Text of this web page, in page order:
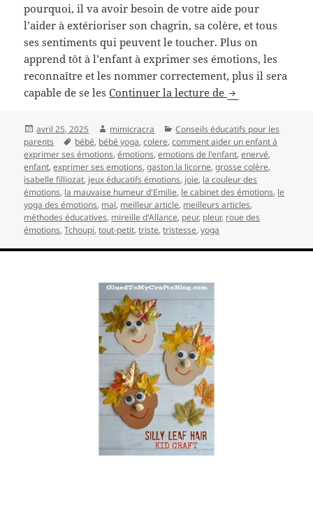
pourquoi, il va avoir besoin de votre aide pour
l’aider à extérioriser son chagrin, sa colère, et tous
ses sentiments qui peuvent le toucher. Plus on
apprend tôt à l’enfant à exprimer ses émotions, les
reconnaître et les nommer correctement, plus il sera
capable de se lesContinuer la lecture de Comment aider
Publié
le
avril 25, 2025 Auteur
mimicracra Catégories
Conseils éducatifs pour les
parents
Mots-
clés
bébé, bébé yoga,colere,comment aider un enfant à
exprimer ses émotions,émotions,emotions de l'enfant,enervé,
enfant,exprimer ses emotions,gaston la licorne,grosse colère,
isabelle filliozat, jeux éducatifs émotions, joie, la couleur des
émotions, la mauvaise humeur d'Emilie, le cabinet des émotions, le
yoga des émotions, mal, meilleur article, meilleurs articles,
méthodes éducatives, mireille d'Allance, peur, pleur, roue des
émotions,Tchoupi,tout-petit,triste,tristesse,yoga